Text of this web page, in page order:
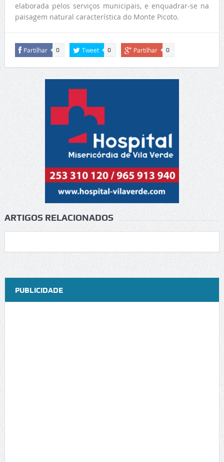
elaborada pelos serviços municipais, e enquadrar-se na
paisagem natural característica do Monte Picoto.
Partilhar 0 Tweet 0 Partilhar 0
ARTIGOS RELACIONADOS
PUBLICIDADE